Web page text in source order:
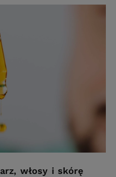
włosy i skórę